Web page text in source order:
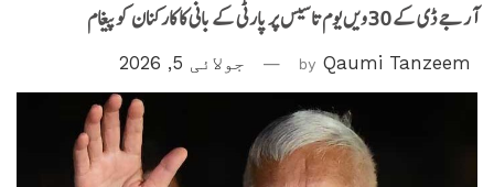
آر جے ڈی کے 30ویں یوم تاسیس پر پارٹی کے بانی کا کارکنان کو پیغام
by Qaumi Tanzeem جولائی 5, 2026